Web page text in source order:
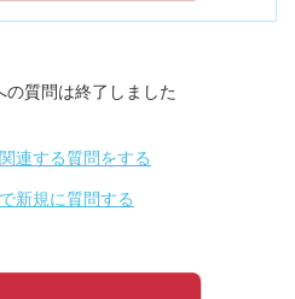
の質問は終了しました
連する質問をする
新規に質問する